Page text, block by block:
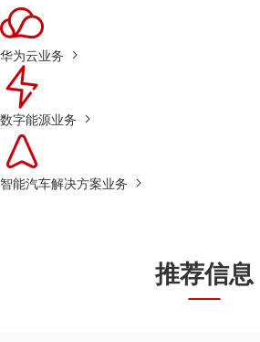
华为云业务
数字能源业务
智能汽车解决方案业务
推荐信息